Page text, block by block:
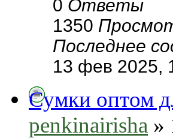
0 Ответы
1350
Последнее
13 фев 2025,
Сумки оптом
penkinairisha »